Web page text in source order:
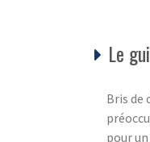
Le
Bris de
pour